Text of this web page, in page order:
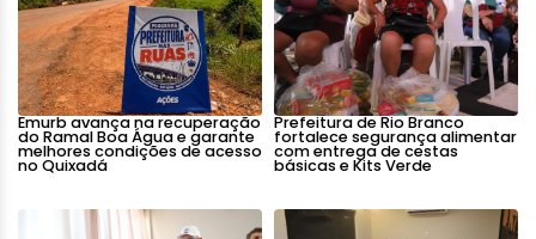
Emurb avança na recuperação
do Ramal Boa Água e garante
melhores condições de acesso
no Quixadá
Prefeitura de Rio Branco
fortalece segurança alimentar
com entrega de cestas
básicas e Kits Verde